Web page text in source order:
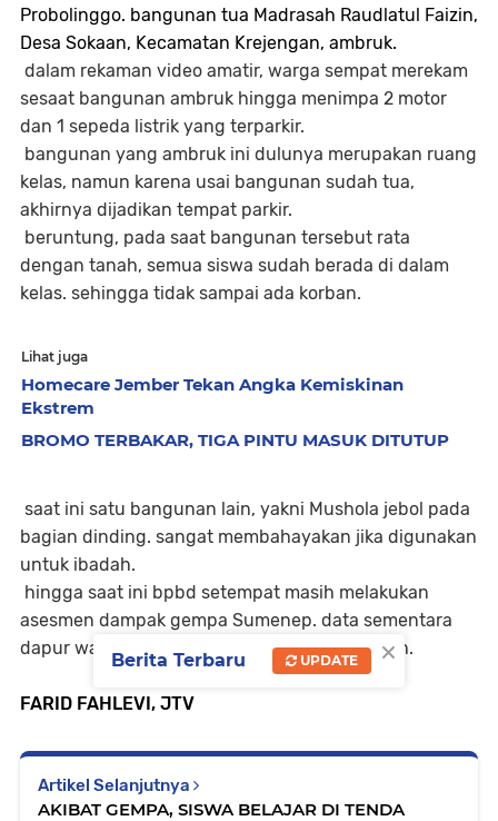
Probolinggo. bangunan tua Madrasah Raudlatul Faizin,
Desa Sokaan, Kecamatan Krejengan, ambruk.
dalam rekaman video amatir, warga sempat merekam
sesaat bangunan ambruk hingga menimpa 2 motor
dan 1 sepeda listrik yang terparkir.
bangunan yang ambruk ini dulunya merupakan ruang
kelas, namun karena usai bangunan sudah tua,
akhirnya dijadikan tempat parkir.
beruntung, pada saat bangunan tersebut rata
dengan tanah, semua siswa sudah berada di dalam
kelas. sehingga tidak sampai ada korban.
Lihat juga
Homecare Jember Tekan Angka Kemiskinan
Ekstrem
BROMO TERBAKAR, TIGA PINTU MASUK DITUTUP
saat ini satu bangunan lain, yakni Mushola jebol pada
bagian dinding. sangat membahayakan jika digunakan
untuk ibadah.
hingga saat ini bpbd setempat masih melakukan
asesmen dampak gempa Sumenep. data sementara
dapur warga di Kecamatan Banyuanyar, roboh.
FARID FAHLEVI, JTV
Artikel Selanjutnya
AKIBAT GEMPA, SISWA BELAJAR DI TENDA
×
Berita Terbaru UPDATE